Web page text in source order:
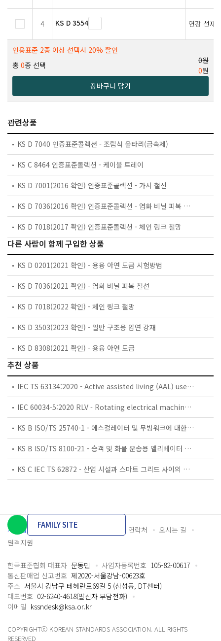
4 KS D 3554 연강 선재
인용표준 2종 이상 선택시 20% 할인
총 0종 선택
0원
0원
장바구니 담기
관련상품
KS D 7040 인증표준콜렉션 - 조립식 울타리(금속제)
KS C 8464 인증표준콜렉션 - 케이블 트레이
KS D 7001(2016 확인) 인증표준콜렉션 - 가시 철선
KS D 7036(2016 확인) 인증표준콜렉션 - 염화 비닐 피복 철선
KS D 7018(2017 확인) 인증표준콜렉션 - 체인 링크 철망
다른 사람이 함께 구입한 상품
KS D 0201(2021 확인) - 용융 아연 도금 시험방법
KS D 7036(2021 확인) - 염화 비닐 피복 철선
KS D 7018(2022 확인) - 체인 링크 철망
KS D 3503(2023 확인) - 일반 구조용 압연 강재
KS D 8308(2021 확인) - 용융 아연 도금
추천 상품
IEC TS 63134:2020 - Active assisted living (AAL) use cases
IEC 60034-5:2020 RLV - Rotating electrical machines - Part 5: Degrees of protection provided by the integral design of rotating electrical machines (IP code) - Classification
KS B ISO/TS 25740-1 - 에스컬레이터 및 무빙워크에 대한 안전요건 — 제1부: 세계공통 필수 안전요건(GESRs)
KS B ISO/TS 8100-21 - 승객 및 화물 운송용 엘리베이터 —제21부: 세계공통 필수안전요건(GESRs)을 충족하는 세계공통 안전 파라미터(GSPs)
KS C IEC TS 62872 - 산업 시설과 스마트 그리드 사이의 산업 공정 측정, 제어 및 자동화 시스템 인터페이스
개인정보처리방침 이용약관 담당자 연락처
오시는 길
원격지원
FAMILY SITE
한국표준협회 대표자 문동민 사업자등록번호 105-82-00617
통신판매업 신고번호 제2020-서울강남-00623호
주소 서울시 강남구 테헤란로69길 5 (삼성동, DT센터)
대표번호 02-6240-4618(발신자 부담전화)
이메일 kssndesk@ksa.or.kr
COPYRIGHTⓒ KOREAN STANDARDS ASSOCIATION. ALL RIGHTS
RESERVED